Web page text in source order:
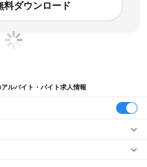
料ダウンロード
ルバイト・バイト求人情報